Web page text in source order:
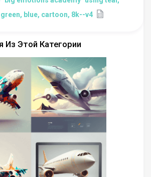
blue, cartoon, 8k--v4
Из Этой Категории